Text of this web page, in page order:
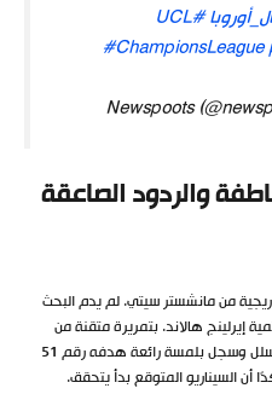
#UCL
#ChampionsLeague
والردود الصاعقة
من مانشستر سيتي. لم يدم البحث
الدقيقة 15، تجلت حتمية إيرلينج هالاند. بتمريرة متقنة من
يوشكو جفارديول، كسر هالاند مصيدة التسلل وسجل بلمسة رائعة هدفه رقم 51